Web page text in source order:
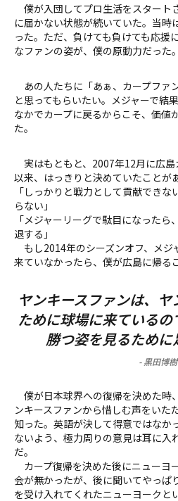
僕が入団してプロ生活をスタート
に届かない状態が続いていた。当時
った。ただ、負けても負けても応援
なファンの姿が、僕の原動力だった。
あの人たちに「あぁ、カープファ
と思ってもらいたい。メジャーで結
なかでカープに戻るからこそ、価値
た。
実はもともと、2007年12月に広島
以来、はっきりと決めていたことが
「しっかりと戦力として貢献でき
らない」
「メジャーリーグで駄目になった
退する」
もし2014年のシーズンオフ、メジ
来ていなかったら、僕が広島に帰る
ヤンキースファンは、
ために球場に来ている
勝つ姿を見るために
-黒田博樹
僕が日本球界への復帰を決めた時
ンキースファンから惜しむ声をいた
知った。英語が決して得意ではなか
ないよう、極力周りの意見は耳に入
だ。
カープ復帰を決めた後にニューヨ
会が無かったが、後に聞いてやっぱ
を受け入れてくれたニューヨークと